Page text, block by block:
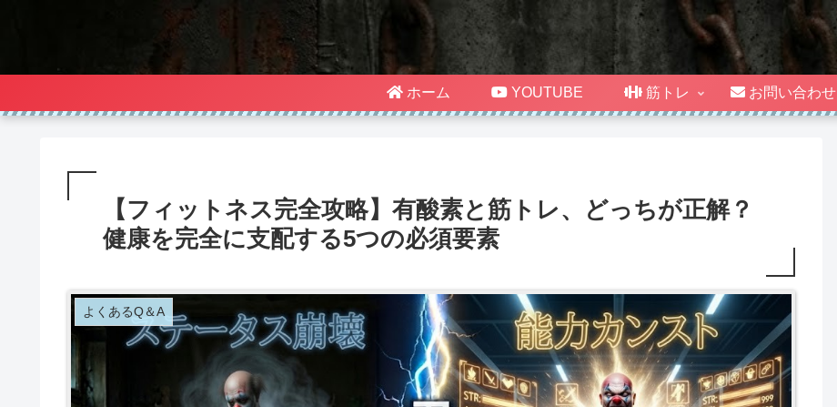
ホーム YOUTUBE 筋トレ お問い合わせ
【フィットネス完全攻略】有酸素と筋トレ、どっちが正解？
健康を完全に支配する5つの必須要素
よくあるQ＆A